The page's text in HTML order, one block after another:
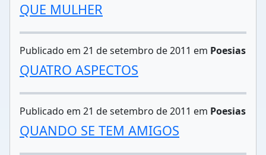
QUE MULHER
Publicado em 21 de setembro de 2011 em Poesias
QUATRO ASPECTOS
Publicado em 21 de setembro de 2011 em Poesias
QUANDO SE TEM AMIGOS